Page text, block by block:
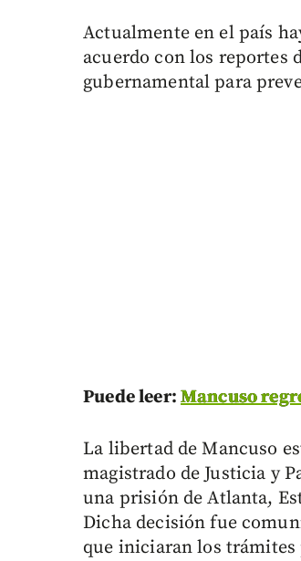
Actualmente en el país
acuerdo con los reportes
gubernamental para
Puede leer: Mancuso
La libertad de Mancuso
magistrado de Justicia y
una prisión de Atlanta,
Dicha decisión fue
que iniciaran los